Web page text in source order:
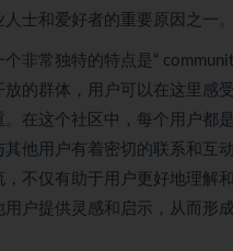
人士和爱好者的重要原因之一。
非常独特的特点是“
的群体，用户可以在这里感
。在这个社区中，每个用户都
其他用户有着密切的联系和互
，不仅有助于用户更好地理解
用户提供灵感和启示，从而形